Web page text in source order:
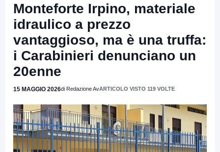
Monteforte Irpino, materiale
idraulico a prezzo
vantaggioso, ma è una truffa:
i Carabinieri denunciano un
20enne
15 MAGGIO 2026di Redazione AvARTICOLO VISTO 119 VOLTE